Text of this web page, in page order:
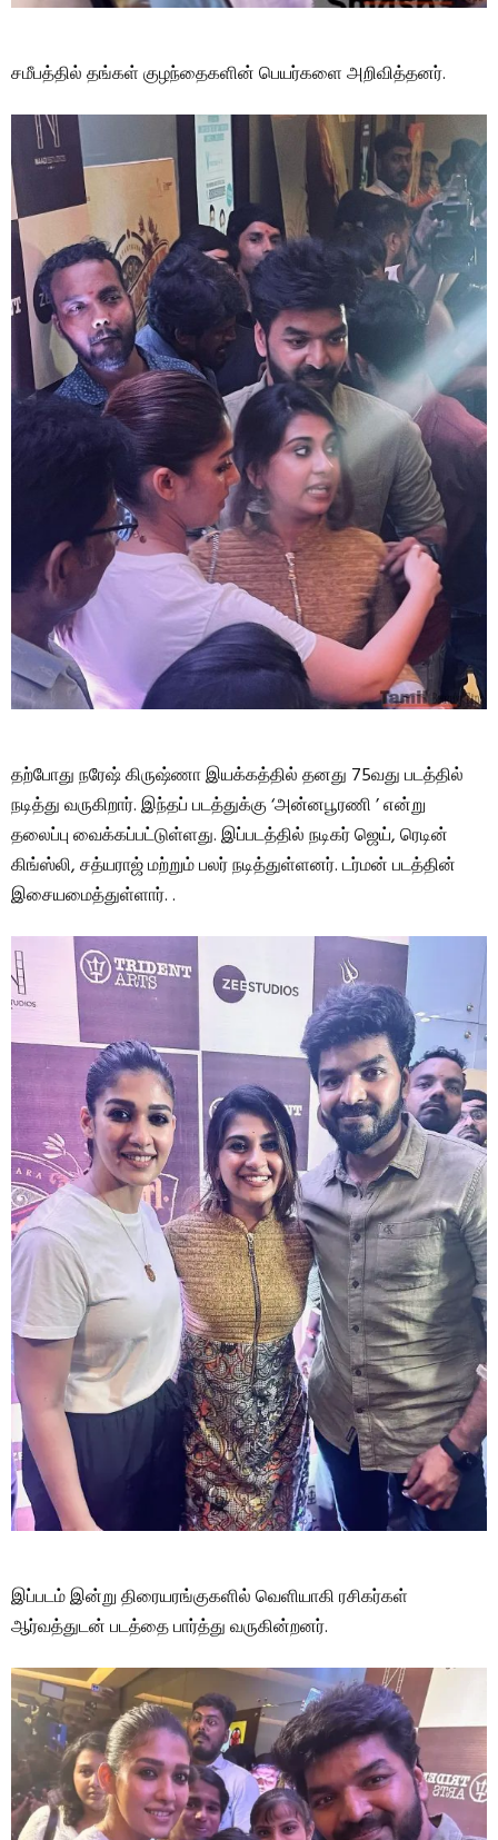
சமீபத்தில் தங்கள் குழந்தைகளின் பெயர்களை அறிவித்தனர்.
தற்போது நரேஷ் கிருஷ்ணா இயக்கத்தில் தனது 75வது படத்தில்
நடித்து வருகிறார். இந்தப் படத்துக்கு ‘அன்னபூரணி ’ என்று
தலைப்பு வைக்கப்பட்டுள்ளது. இப்படத்தில் நடிகர் ஜெய், ரெடின்
கிங்ஸ்லி, சத்யராஜ் மற்றும் பலர் நடித்துள்ளனர். டர்மன் படத்தின்
இசையமைத்துள்ளார். .
இப்படம் இன்று திரையரங்குகளில் வெளியாகி ரசிகர்கள்
ஆர்வத்துடன் படத்தை பார்த்து வருகின்றனர்.